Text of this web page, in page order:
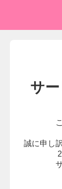
サ
誠に申し